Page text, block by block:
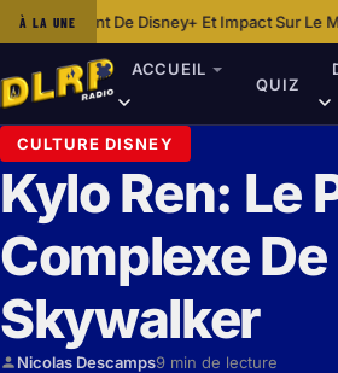
À LA UNE
Disney+ Et Impact Sur Le Marché Du
ACCUEIL
QUIZ
CULTURE DISNEY
Kylo Ren: Le
Complexe
Skywalker
Nicolas Descamps9 min de lecture